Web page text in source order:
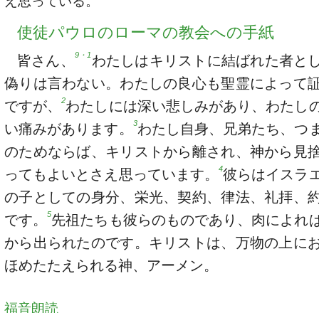
使徒パウロのローマの教会への手紙
皆さん、 9・1 わたしはキリストに結ばれた者と
偽りは言わない。わたしの良心も聖霊によって
ですが、2わたしには深い悲しみがあり、わたし
い痛みがあります。
3わたし自身、兄弟たち、つ
のためならば、キリストから離され、神から見
ってもよいとさえ思っています。4彼らはイスラ
の子としての身分、栄光、契約、律法、礼拝、
です。5先祖たちも彼らのものであり、肉によれ
から出られたのです。キリストは、万物の上に
ほめたたえられる神、アーメン。
福音朗読